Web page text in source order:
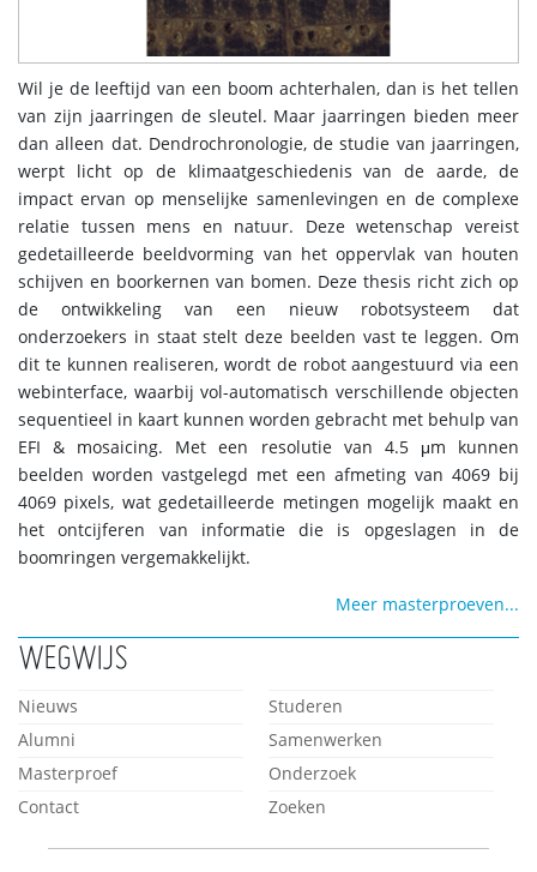
Wil je de leeftijd van een boom achterhalen, dan is het tellen
van zijn jaarringen de sleutel. Maar jaarringen bieden meer
dan alleen dat. Dendrochronologie, de studie van jaarringen,
werpt licht op de klimaatgeschiedenis van de aarde, de
impact ervan op menselijke samenlevingen en de complexe
relatie tussen mens en natuur. Deze wetenschap vereist
gedetailleerde beeldvorming van het oppervlak van houten
schijven en boorkernen van bomen. Deze thesis richt zich op
de ontwikkeling van een nieuw robotsysteem dat
onderzoekers in staat stelt deze beelden vast te leggen. Om
dit te kunnen realiseren, wordt de robot aangestuurd via een
webinterface, waarbij vol-automatisch verschillende objecten
sequentieel in kaart kunnen worden gebracht met behulp van
EFI & mosaicing. Met een resolutie van 4.5 μm kunnen
beelden worden vastgelegd met een afmeting van 4069 bij
4069 pixels, wat gedetailleerde metingen mogelijk maakt en
het ontcijferen van informatie die is opgeslagen in de
boomringen vergemakkelijkt.
Meer masterproeven...
WEGWIJS
Nieuws
Studeren
Alumni
Samenwerken
Masterproef
Onderzoek
Contact
Zoeken